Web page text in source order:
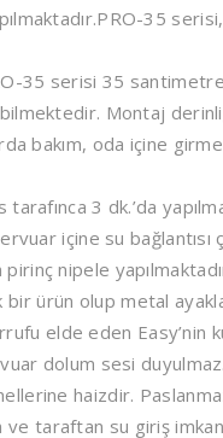
35
35 serisi 35
Montaj
bakım, oda içine
3 dk.’da
içine su
nipele
bir ürün olup metal
elde eden Easy’nin
dolum sesi duyulmaz.
haizdir.
taraftan su giriş